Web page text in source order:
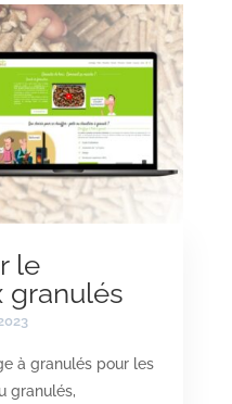
le
granulés
à granulés pour les
granulés,